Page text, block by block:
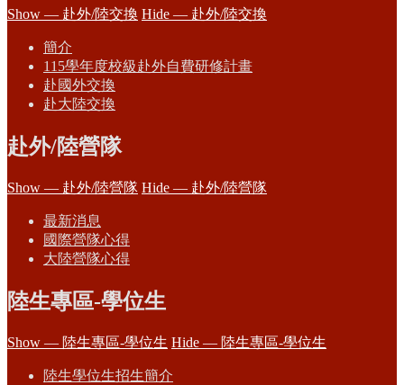
Show — 赴外/陸交換 Hide — 赴外/陸交換
簡介
115學年度校級赴外自費研修計畫
赴國外交換
赴大陸交換
赴外/陸營隊
Show — 赴外/陸營隊 Hide — 赴外/陸營隊
最新消息
國際營隊心得
大陸營隊心得
陸生專區-學位生
Show — 陸生專區-學位生 Hide — 陸生專區-學位生
陸生學位生招生簡介